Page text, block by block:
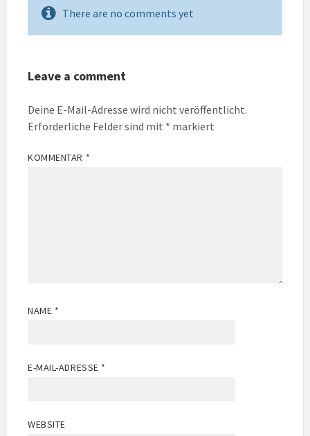
There are no comments yet
Leave a comment
Deine E-Mail-Adresse wird nicht veröffentlicht.
Erforderliche Felder sind mit * markiert
KOMMENTAR *
NAME *
E-MAIL-ADRESSE *
WEBSITE